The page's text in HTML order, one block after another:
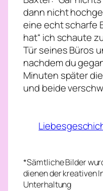
dann nicht
eine echt scharfe
hat“ ich schaute
Tür seines Büros
nachdem du
Minuten später
und beide
*Sämtliche Bilder
dienen der kreativen
Unterhaltung